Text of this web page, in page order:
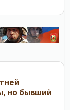
но бывший